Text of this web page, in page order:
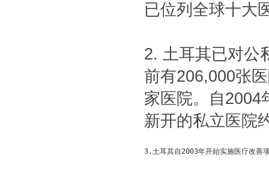
已位列全球十大
2. 土耳其已对公
前有206,000张
家医院。自2004
新开的私立医院
3.土耳其自2003年开始实施医疗改善